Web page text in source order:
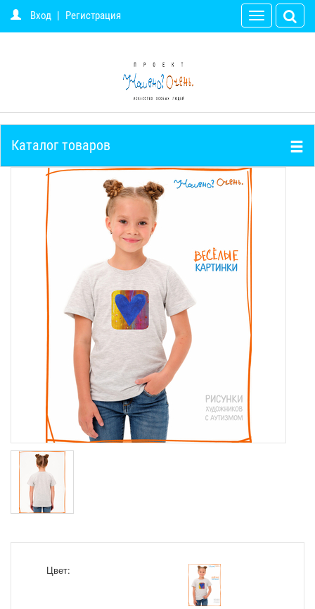
Вход | Регистрация
Toggle
navigation
Каталог товаров
Цвет: